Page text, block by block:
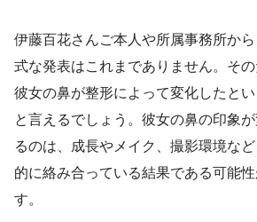
伊藤百花さんご本人や所属事務所か
式な発表はこれまでありません。その
彼女の鼻が整形によって変化したと
と言えるでしょう。彼女の鼻の印象
るのは、成長やメイク、撮影環境な
的に絡み合っている結果である可能
す。